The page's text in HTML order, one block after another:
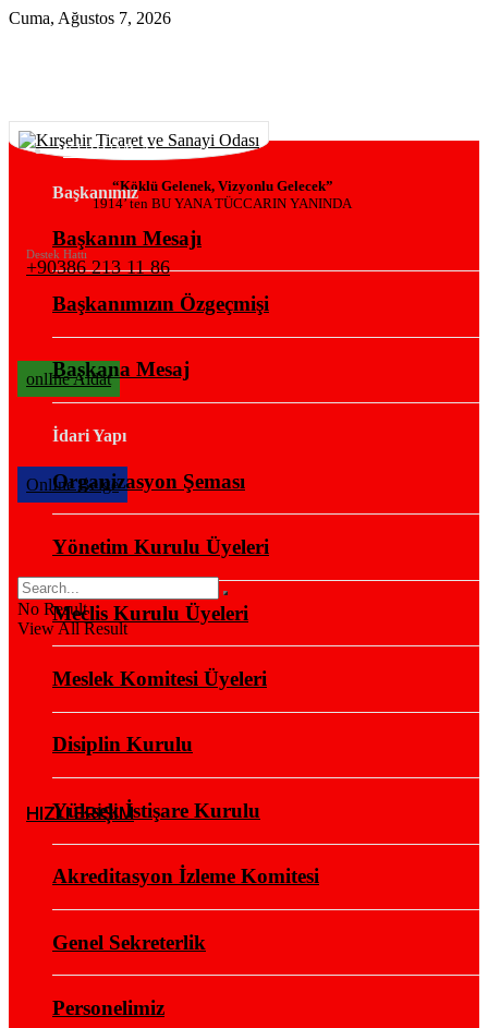
Cuma, Ağustos 7, 2026
“Köklü Gelenek, Vizyonlu Gelecek”
1914’ ten BU YANA TÜCCARIN YANINDA
Destek Hattı
+90386 213 11 86
onlIne Aidat
OnlIne Belge
No Result
View All Result
HIZLI ERİŞİM
KURUMSAL
Başkanımız
Başkanın Mesajı
Başkanımızın Özgeçmişi
Başkana Mesaj
İdari Yapı
Organizasyon Şeması
Yönetim Kurulu Üyeleri
Meclis Kurulu Üyeleri
Meslek Komitesi Üyeleri
Disiplin Kurulu
Yüksek İstişare Kurulu
Akreditasyon İzleme Komitesi
Genel Sekreterlik
Personelimiz